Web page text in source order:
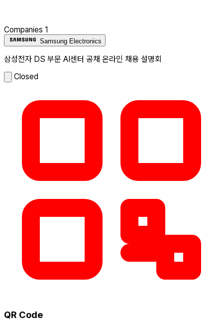
Companies 1
Samsung Electronics
삼성전자 DS 부문 AI센터 공채 온라인 채용 설명회
Closed
QR Code